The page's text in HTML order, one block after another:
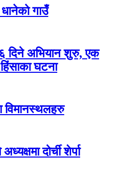
गाउँ
दिने अभियान शुरु, एक
घटना
विमानस्थलहरु
दोर्ची शेर्पा